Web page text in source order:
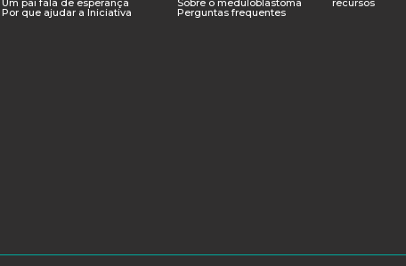
Por que ajudar a Iniciativa Perguntas frequentes